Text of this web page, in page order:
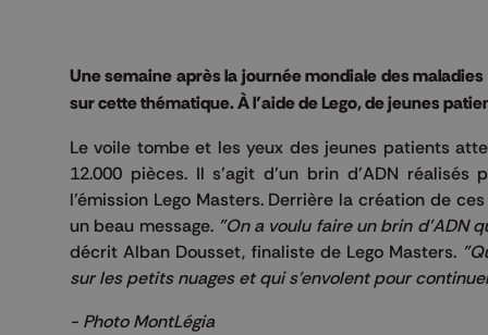
Une semaine après la journée mondiale des
sur cette thématique. À l’aide de Lego, de jeunes
Le voile tombe et les yeux des jeunes patients
12.000 pièces. Il s’agit d’un brin d’ADN
l’émission Lego Masters. Derrière la création de
un beau message. "On a voulu faire un brin d'ADN
décrit Alban Dousset, finaliste de Lego Masters.
sur les petits nuages et qui s'envolent pour
- Photo MontLégia